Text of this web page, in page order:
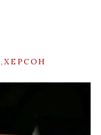
ХЕРСОН